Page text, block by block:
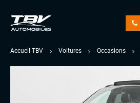
Accueil TBV Voitures Occasions